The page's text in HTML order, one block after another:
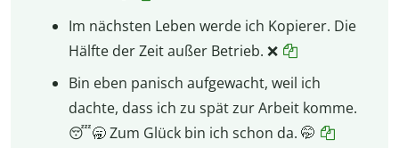
Im nächsten Leben werde ich Kopierer. Die
Hälfte der Zeit außer Betrieb. ❌
Bin eben panisch aufgewacht, weil ich
dachte, dass ich zu spät zur Arbeit komme.
😴🥱 Zum Glück bin ich schon da. 🤭